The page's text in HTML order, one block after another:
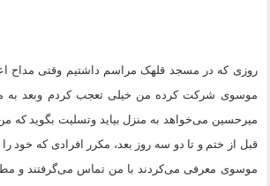
روزی که در مسجد قلهک مراسم داشتیم وقتی مداح
موسوی شرکت کرده من خیلی تعجب کردم وبعد به
میرحسین می‌خواهد به منزل بیاید وتسلیت بگوید که
قبل از ختم و تا دو سه روز بعد، مکرر افرادی که خود
موسوی معرفی می‌کردند با من تماس می‌گرفتند و